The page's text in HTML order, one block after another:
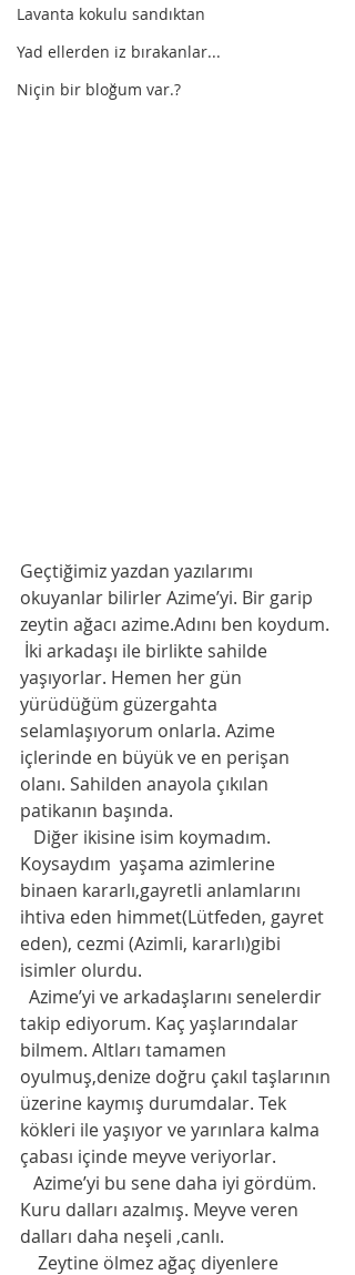
Lavanta kokulu sandıktan
Yad ellerden iz bırakanlar...
Niçin bir bloğum var.?
Geçtiğimiz yazdan yazılarımı
okuyanlar bilirler Azime’yi. Bir garip
zeytin ağacı azime.Adını ben koydum.
İki arkadaşı ile birlikte sahilde
yaşıyorlar. Hemen her gün
yürüdüğüm güzergahta
selamlaşıyorum onlarla. Azime
içlerinde en büyük ve en perişan
olanı. Sahilden anayola çıkılan
patikanın başında.
Koysaydım  yaşama azimlerine
binaen kararlı,gayretli anlamlarını
ihtiva eden himmet(Lütfeden, gayret
eden), cezmi (Azimli, kararlı)gibi
isimler olurdu.
takip ediyorum. Kaç yaşlarındalar
bilmem. Altları tamamen
oyulmuş,denize doğru çakıl taşlarının
üzerine kaymış durumdalar. Tek
kökleri ile yaşıyor ve yarınlara kalma
çabası içinde meyve veriyorlar.
Kuru dalları azalmış. Meyve veren
dalları daha neşeli ,canlı.